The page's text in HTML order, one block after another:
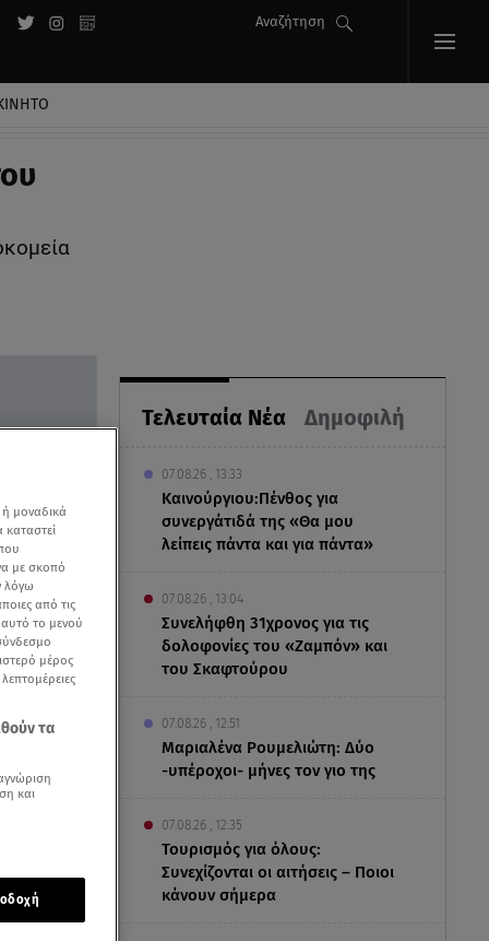
Αναζήτηση
Τελευταία Νέα Δημοφιλή
07.08.26 , 13:33
Καινούργιου:Πένθος για
συνεργάτιδά της «Θα μου
λείπεις πάντα και για πάντα»
07.08.26 , 13:04
Συνελήφθη 31χρονος για τις
δολοφονίες του «Ζαμπόν» και
του Σκαφτούρου
07.08.26 , 12:51
Μαριαλένα Ρουμελιώτη: Δύο
-υπέροχοι- μήνες τον γιο της
07.08.26 , 12:35
Τουρισμός για όλους:
Συνεχίζονται οι αιτήσεις – Ποιοι
κάνουν σήμερα
μοναδικά
με σκοπό
λόγω
από τις
αυτό το μενού
μέρος
τα
και